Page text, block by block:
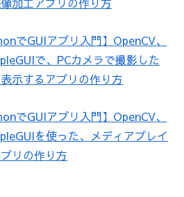
でGUIアプリ入門】OpenCV、
で、PCカメラで撮影した
示するアプリの作り方
でGUIアプリ入門】OpenCV、
を使った、メディアプレイ
リの作り方